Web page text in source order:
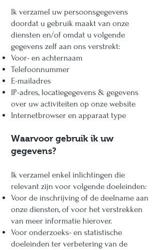
Ik verzamel uw persoonsgegevens
doordat u gebruik maakt van onze
diensten en/of omdat u volgende
gegevens zelf aan ons verstrekt:
Voor- en achternaam
Telefoonnummer
E-mailadres
IP-adres, locatiegegevens & gegevens
over uw activiteiten op onze website
Internetbrowser en apparaat type
Waarvoor gebruik ik uw
gegevens?
Ik verzamel enkel inlichtingen die
relevant zijn voor volgende doeleinden:
Voor de inschrijving of de deelname aan
onze diensten, of voor het verstrekken
van meer informatie hierover.
Voor onderzoeks- en statistische
doeleinden ter verbetering van de